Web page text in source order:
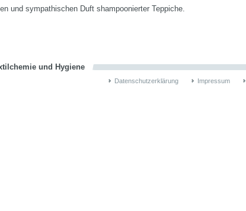
und sympathischen Duft shampoonierter Teppiche.
und Hygiene
Datenschutzerklärung Impressum